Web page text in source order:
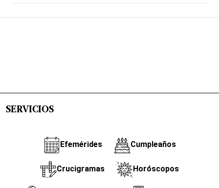
SERVICIOS
Efemérides Cumpleaños
Crucigramas Horóscopos